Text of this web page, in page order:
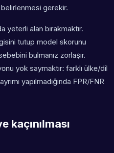
gerekir.
yeterli alan bırakmaktır.
tutup model skorunu
bulmanız zorlaşır.
yok saymaktır: farklı ülke/dil
yapılmadığında FPR/FNR
kaçınılması